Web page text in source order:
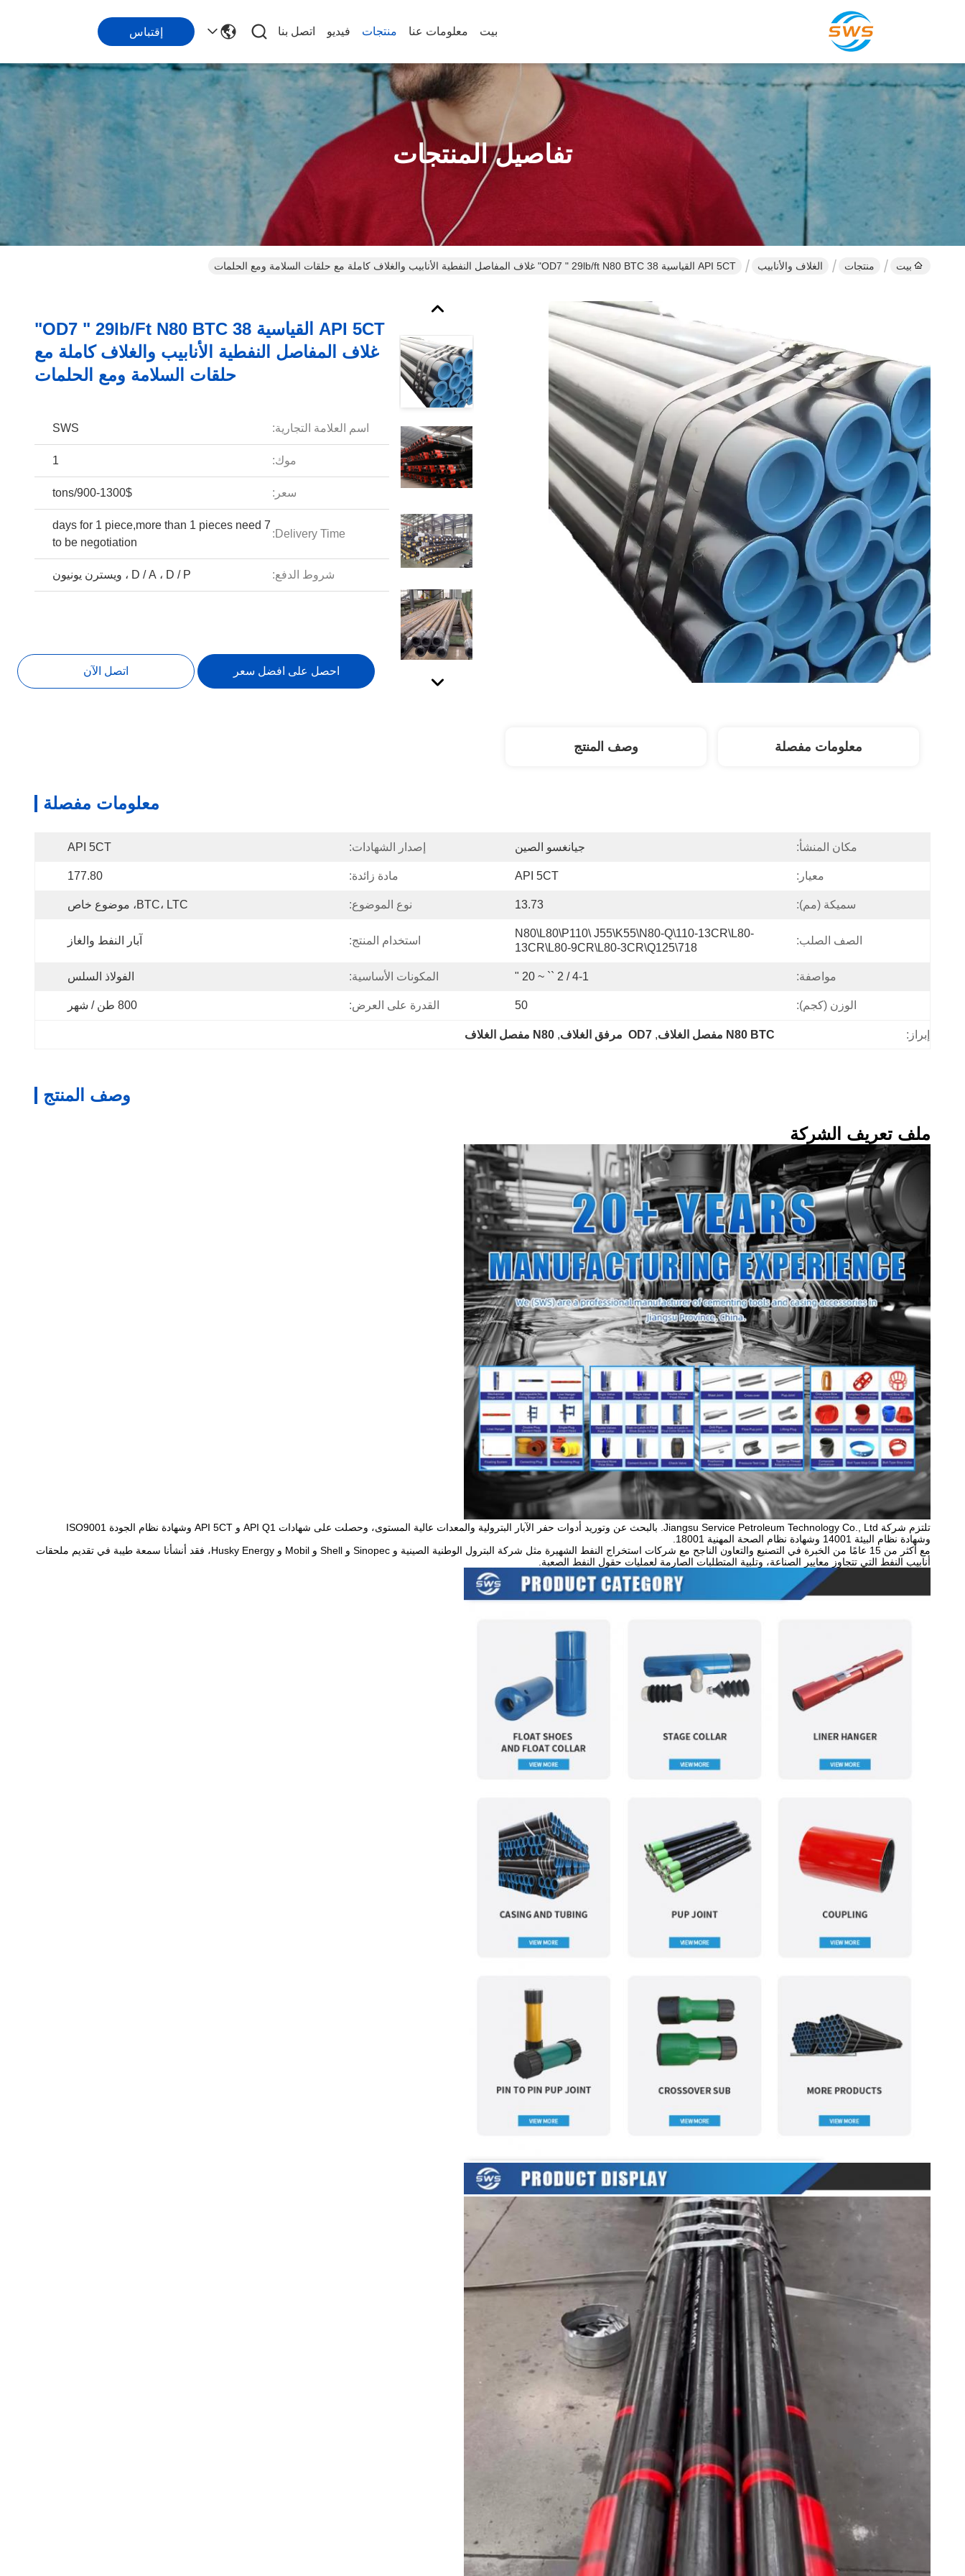
بيت معلومات عنا منتجات فيديو اتصل بنا إقتباس
تفاصيل المنتجات
بيت منتجات الغلاف والأنابيب API 5CT القياسية OD7 " 29lb/ft N80 BTC 38" غلاف المفاصل النفطية الأنابيب والغلاف كاملة مع حلقات السلامة ومع الحلمات
API 5CT القياسية OD7 " 29lb/ft N80 BTC 38"
غلاف المفاصل النفطية الأنابيب والغلاف كاملة مع
حلقات السلامة ومع الحلمات
اسم العلامة التجارية: SWS
موك: 1
سعر: 900-1300$/tons
Delivery Time:
7 days for 1 piece,more than 1 pieces need
to be negotiation
شروط الدفع: D / A ، D / P ، ويسترن يونيون
احصل على افضل سعر اتصل الآن
معلومات مفصلة وصف المنتج
معلومات مفصلة
مكان المنشأ: جيانغسو الصين إصدار الشهادات: API 5CT
معيار: API 5CT مادة زائدة: 177.80
سميكة (مم): 13.73 نوع الموضوع: BTC، LTC، موضوع خاص
الصف الصلب:
N80\L80\P110\ J55\K55\N80-Q\110-13CR\L80-
13CR\L80-9CR\L80-3CR\Q125\718
استخدام المنتج: آبار النفط والغاز
مواصفة: 4-1 / 2 `` ~ 20 " المكونات الأساسية: الفولاذ السلس
الوزن (كجم): 50 القدرة على العرض: 800 طن / شهر
إبراز: N80 BTC مفصل الغلاف , OD7  مرفق الغلاف , N80 مفصل الغلاف
وصف المنتج
ملف تعريف الشركة
تلتزم شركة Jiangsu Service Petroleum Technology Co., Ltd. بالبحث عن وتوريد أدوات حفر الآبار البترولية والمعدات عالية المستوى، وحصلت على شهادات API Q1 و API 5CT وشهادة نظام الجودة ISO9001
وشهادة نظام البيئة 14001 وشهادة نظام الصحة المهنية 18001.
مع أكثر من 15 عامًا من الخبرة في التصنيع والتعاون الناجح مع شركات استخراج النفط الشهيرة مثل شركة البترول الوطنية الصينية و Sinopec و Shell و Mobil و Husky Energy، فقد أنشأنا سمعة طيبة في تقديم ملحقات
أنابيب النفط التي تتجاوز معايير الصناعة، وتلبية المتطلبات الصارمة لعمليات حقول النفط الصعبة.